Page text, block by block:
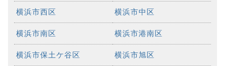
横浜市西区 横浜市中区
横浜市南区 横浜市港南区
横浜市保土ケ谷区 横浜市旭区